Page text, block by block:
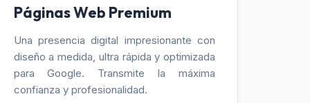
Páginas Web Premium
Una presencia digital impresionante con
diseño a medida, ultra rápida y optimizada
para Google. Transmite la máxima
confianza y profesionalidad.